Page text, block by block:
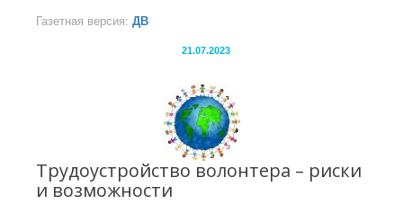
Газетная версия: ДВ
21.07.2023
Трудоустройство волонтера – риски
и возможности